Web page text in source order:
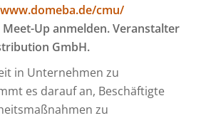
cmu/
Up anmelden. Veranstalter
GmbH.
in Unternehmen zu
es darauf an, Beschäftigte
zu